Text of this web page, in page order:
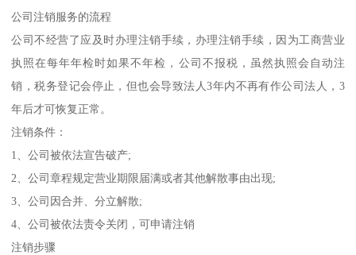
公司注销服务的流程
公司不经营了应及时办理注销手续，办理注销手续，因为工商营业
执照在每年年检时如果不年检，公司不报税，虽然执照会自动注
销，税务登记会停止，但也会导致法人3年内不再有作公司法人，3
年后才可恢复正常。
注销条件：
1、公司被依法宣告破产;
2、公司章程规定营业期限届满或者其他解散事由出现;
3、公司因合并、分立解散;
4、公司被依法责令关闭，可申请注销
注销步骤